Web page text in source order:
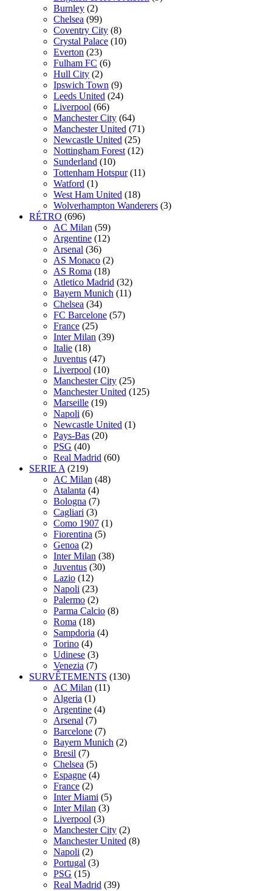
Burnley (2)
Chelsea (99)
Coventry City (8)
Crystal Palace (10)
Everton (23)
Fulham FC (6)
Hull City (2)
Ipswich Town (9)
Leeds United (24)
Liverpool (66)
Manchester City (64)
Manchester United (71)
Newcastle United (25)
Nottingham Forest (12)
Sunderland (10)
Tottenham Hotspur (11)
Watford (1)
West Ham United (18)
Wolverhampton Wanderers (3)
RÉTRO (696)
AC Milan (59)
Argentine (12)
Arsenal (36)
AS Monaco (2)
AS Roma (18)
Atletico Madrid (32)
Bayern Munich (11)
Chelsea (34)
FC Barcelone (57)
France (25)
Inter Milan (39)
Italie (18)
Juventus (47)
Liverpool (10)
Manchester City (25)
Manchester United (125)
Marseille (19)
Napoli (6)
Newcastle United (1)
Pays-Bas (20)
PSG (40)
Real Madrid (60)
SERIE A (219)
AC Milan (48)
Atalanta (4)
Bologna (7)
Cagliari (3)
Como 1907 (1)
Fiorentina (5)
Genoa (2)
Inter Milan (38)
Juventus (30)
Lazio (12)
Napoli (23)
Palermo (2)
Parma Calcio (8)
Roma (18)
Sampdoria (4)
Torino (4)
Udinese (3)
Venezia (7)
SURVÊTEMENTS (130)
AC Milan (11)
Algeria (1)
Argentine (4)
Arsenal (7)
Barcelone (7)
Bayern Munich (2)
Bresil (7)
Chelsea (5)
Espagne (4)
France (2)
Inter Miami (5)
Inter Milan (3)
Liverpool (3)
Manchester City (2)
Manchester United (8)
Napoli (2)
Portugal (3)
PSG (15)
Real Madrid (39)